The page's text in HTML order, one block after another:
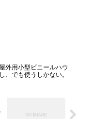
外用小型ビニールハウ
、でも使うしかない。